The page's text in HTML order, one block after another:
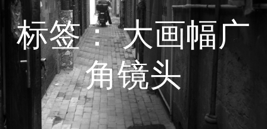
标签： 大画幅广
角镜头